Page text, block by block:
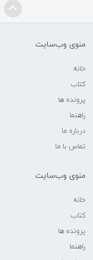
منوی وب‌سایت
خانه
کتاب
پرونده ها
راهنما
درباره ما
تماس با ما
منوی وب‌سایت
خانه
کتاب
پرونده ها
راهنما